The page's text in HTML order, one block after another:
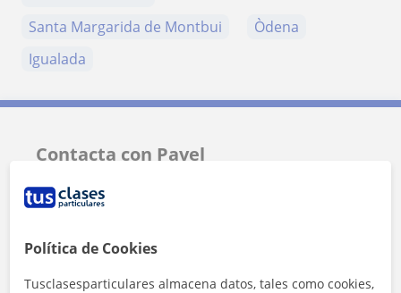
Santa Margarida de Montbui
Òdena
Igualada
Contacta con Pavel
Tarifa
Política de Cookies
Tusclasesparticulares almacena datos, tales como cookies,